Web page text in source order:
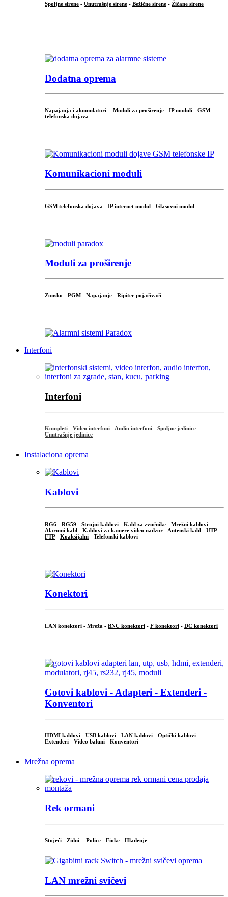
Spoljne sirene - Unutrašnje sirene - Bežične sirene - Žičane sirene
Dodatna oprema
Napajanja i akumulatori - Moduli za proširenje - IP moduli - GSM
telefonska dojava
Komunikacioni moduli
GSM telefonska dojava - IP internet modul - Glasovni modul
Moduli za proširenje
Zonsko - PGM - Napajanje - Ripiter pojačivači
Interfoni
Interfoni
Kompleti - Video interfoni - Audio interfoni - Spoljne jedinice -
Unutrašnje jedinice
Instalaciona oprema
Kablovi
RG6 - RG59 - Strujni kablovi - Kabl za zvučnike - Mrežni kablovi -
Alarmni kabl - Kablovi za kamere video nadzor - Antenski kabl - UTP-
FTP- Koaksijalni - Telefonski kablovi
Konektori
LAN konektori - Mreža - BNC konektori - F konektori - DC konektori
Gotovi kablovi - Adapteri - Extenderi -
Konventori
HDMI kablovi - USB kablovi - LAN kablovi - Optički kablovi -
Extenderi - Video baluni - Konventori
Mrežna oprema
Rek ormani
Stojeći - Zidni - Police - Fioke - Hlađenje
LAN mrežni svičevi